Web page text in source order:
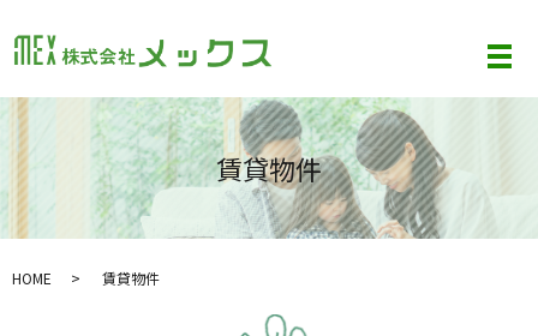
メ
賃貸物件
HOME 賃貸物件